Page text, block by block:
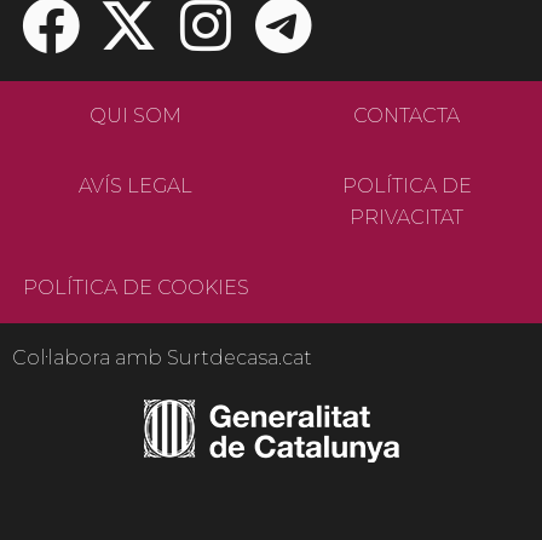
QUI SOM CONTACTA
AVÍS LEGAL
POLÍTICA DE
PRIVACITAT
POLÍTICA DE COOKIES
Col·labora amb Surtdecasa.cat